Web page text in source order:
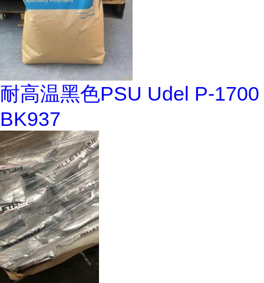
耐高温黑色PSU Udel P-1700
BK937